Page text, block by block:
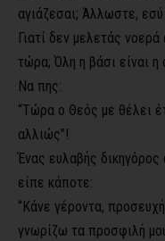
αγιάζεσαι; Άλλωστε,
Γιατί δεν μελετάς
τώρα; Όλη η βάσι είναι
Να πης:
“Τώρα ο Θεός με θέλει
αλλιώς”!
Ένας ευλαβής
είπε κάποτε:
“Κάνε γέροντα,
γνωρίζω τα προσφιλή